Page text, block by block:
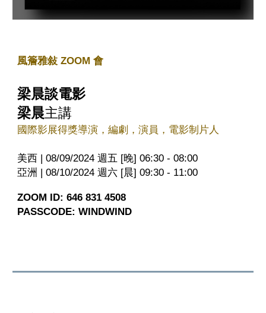
風簷雅敍 ZOOM 會
梁晨談電影
梁晨主講
國際影展得獎導演，編劇，演員，電影制片人
美西 | 08/09/2024 週五 [晚] 06:30 - 08:00
亞洲 | 08/10/2024 週六 [晨] 09:30 - 11:00
ZOOM ID: 646 831 4508
PASSCODE: WINDWIND